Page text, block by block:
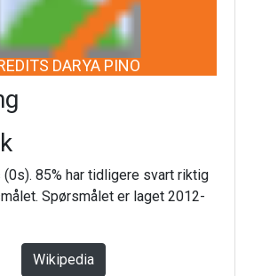
DARYA PINO
85% har tidligere svart riktig
Spørsmålet er laget 2012-
Wikipedia